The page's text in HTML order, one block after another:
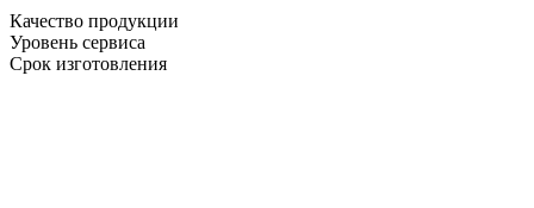
Качество продукции
Уровень сервиса
Срок изготовления